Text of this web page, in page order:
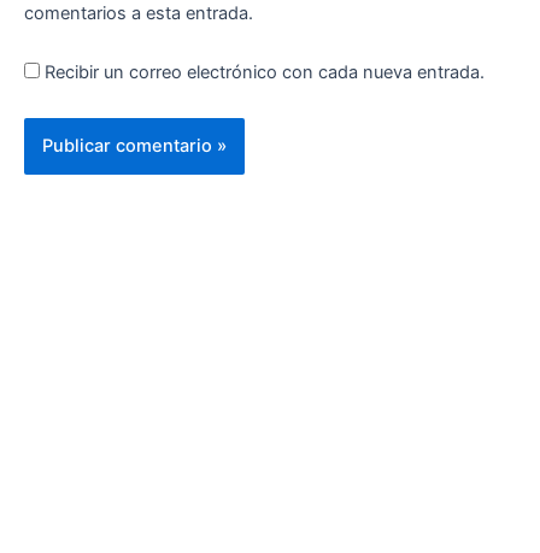
comentarios a esta entrada.
Recibir un correo electrónico con cada nueva entrada.